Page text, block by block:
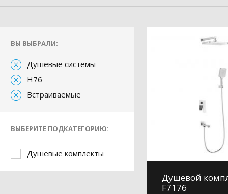
ВЫ ВЫБРАЛИ:
Душевые системы
H76
Встраиваемые
ВЫБЕРИТЕ ПОДКАТЕГОРИЮ:
Душевые комплекты
Душевой
F7176